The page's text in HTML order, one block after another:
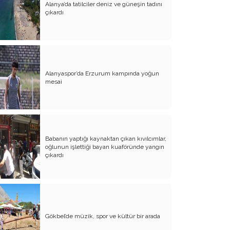
Atalay olayı; yargıyı yönetenlerin
darbesidir!..
CHP’de ne değişti?
Eğitim Sisteminde Sorunlar ve Çözüm
Önerileri
Cumhuriyet’in 100. Yılı ve AB İlişkileri
Şehitler üzerinden siyaset!..
Belediye Başkanı'na Neden Oy
Vermeliyim?
AKP'nin Mülteci Politikası ve
şehitlerimiz!..
Geleceğimize biz karar verelim!..
Kamacı’nın resti!.. İYİ Parti’nin kararı
Emine öğretmenim; Atatürk sizlere
güvendi!..
Alanya’da tatilciler deniz ve güneşin tadını
çıkardı
Alanyaspor’da Erzurum kampında yoğun
mesai
Babanın yaptığı kaynaktan çıkan kıvılcımlar,
oğlunun işlettiği bayan kuaföründe yangın
çıkardı
Gökbel’de müzik, spor ve kültür bir arada